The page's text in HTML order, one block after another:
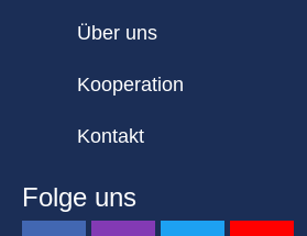
Über uns
Kooperation
Kontakt
Folge uns